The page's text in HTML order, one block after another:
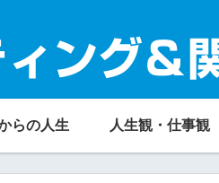
ング＆
らの人生 人生観・仕事観